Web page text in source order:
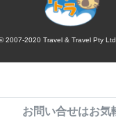
2007-2020 Travel & Travel Pty
お問い合せはお気